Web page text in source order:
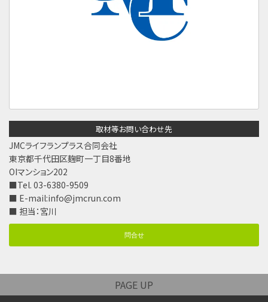
取材等お問い合わせ先
JMCライフランプラス合同会社
東京都千代田区麹町一丁目8番地
OIマンション202
■Tel. 03-6380-9509
■ E-mail:info@jmcrun.com
■ 担当：宮川
問合せ
PAGE UP